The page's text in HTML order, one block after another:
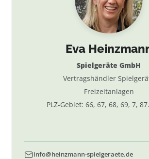
Eva
Spielgeräte GmbH
Vertragshändler
Freizeitanlagen
PLZ-Gebiet: 66, 67, 68, 69, 7,
info@heinzmann-spielgeraete.de